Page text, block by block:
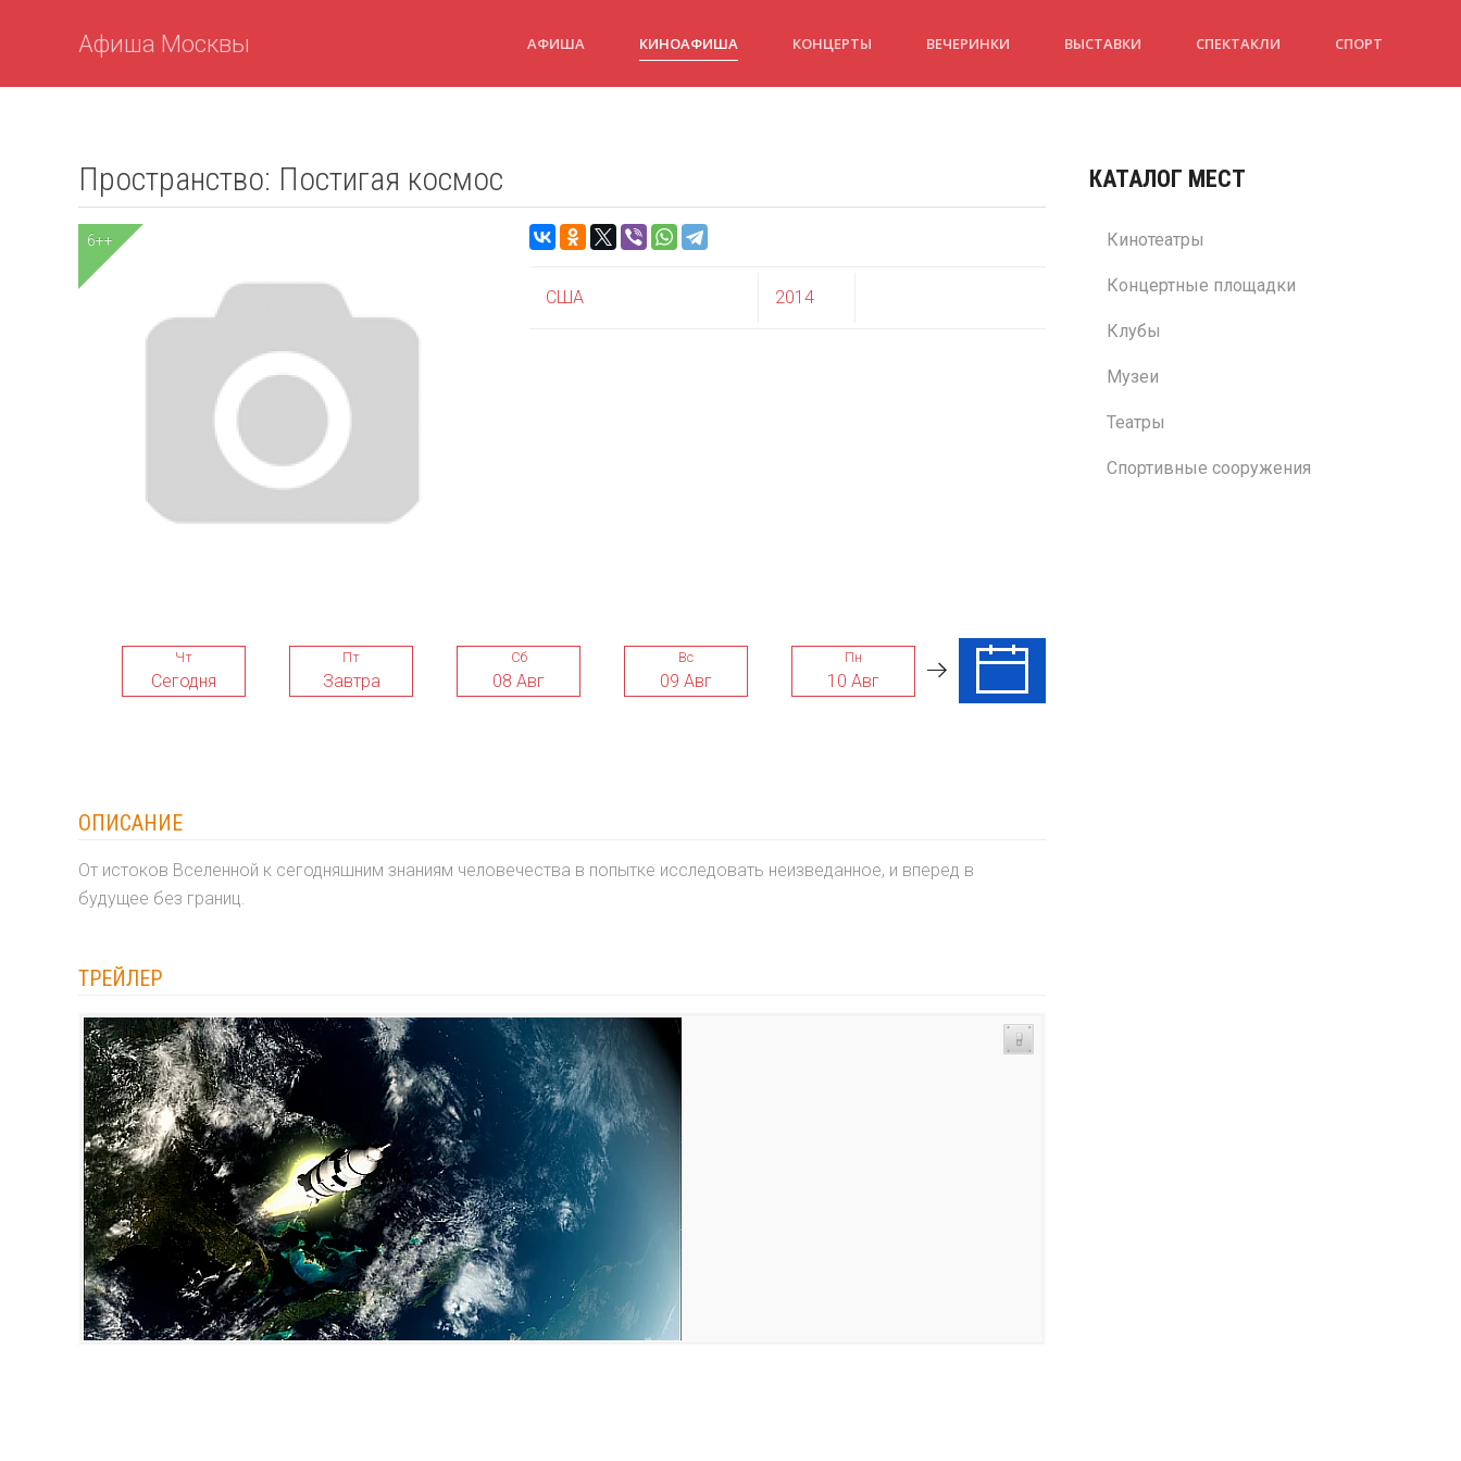
Афиша Москвы АФИША КИНОАФИША КОНЦЕРТЫ ВЕЧЕРИНКИ ВЫСТАВКИ СПЕКТАКЛИ СПОРТ
Пространство: Постигая космос
6++
США 2014
Чт
Сегодня
Пт
Завтра
Сб
08 Авг
Вс
09 Авг
Пн
10 Авг
Вт
ОПИСАНИЕ
От истоков Вселенной к сегодняшним знаниям человечества в попытке исследовать неизведанное, и вперед в
будущее без границ.
ТРЕЙЛЕР
КАТАЛОГ МЕСТ
Кинотеатры
Концертные площадки
Клубы
Музеи
Театры
Спортивные сооружения